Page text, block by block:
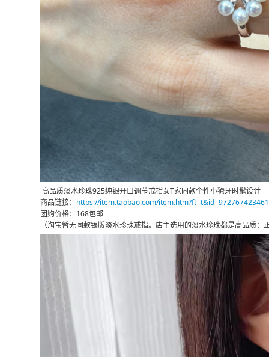
高品质淡水珍珠925纯银开口调节戒指女T家同款个性小獠牙时髦设计
商品链接： https://item.taobao.com/item.htm?ft=t&id=972767423461
团购价格：168包邮
（淘宝暂无同款银版淡水珍珠戒指。店主选用的淡水珍珠都是高品质：